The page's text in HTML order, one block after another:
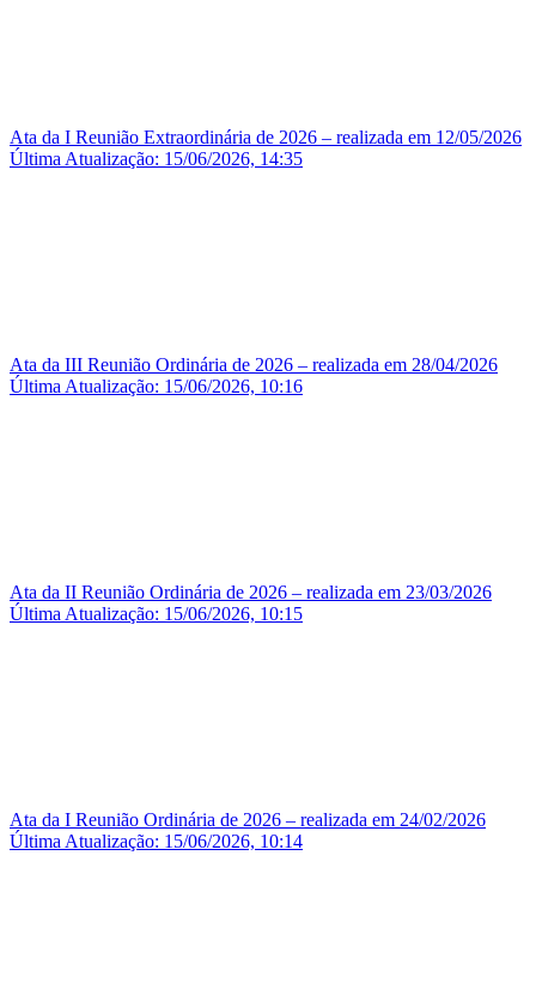
Ata da I Reunião Extraordinária de 2026 – realizada em 12/05/2026
Última Atualização: 15/06/2026, 14:35
Ata da III Reunião Ordinária de 2026 – realizada em 28/04/2026
Última Atualização: 15/06/2026, 10:16
Ata da II Reunião Ordinária de 2026 – realizada em 23/03/2026
Última Atualização: 15/06/2026, 10:15
Ata da I Reunião Ordinária de 2026 – realizada em 24/02/2026
Última Atualização: 15/06/2026, 10:14